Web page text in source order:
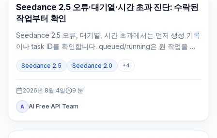
AI 비디오 생성
Seedance 2.5 오류·대기열·시간 초과 진단: 수락된
작업부터 확인
Seedance 2.5 오류, 대기열, 시간 초과에서는 먼저 생성 기록
이나 task ID를 확인합니다. queued/running은 원 작업을 조
Seedance 2.5 Seedance 2.0 +4
2026년 8월 4일 9 분
A AI Free API Team